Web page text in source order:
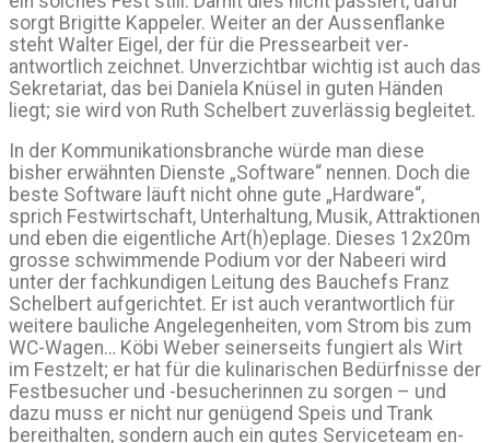
sorgt Brigitte Kappeler. Weiter an der Aussenflanke
steht Walter Eigel, der für die Pressearbeit ver­
antwortlich zeich­net. Unverzichtbar wichtig ist auch das
Sekreta­riat, das bei Daniela Knüsel in guten Händen
liegt; sie wird von Ruth Schel­bert zuverlässig begleitet.
In der Kommunikationsbranche würde man diese
bisher erwähnten Dienste „Soft­ware“ nen­nen. Doch die
beste Software läuft nicht ohne gute „Hardware“,
sprich Festwirtschaft, Unter­haltung, Musik, Attraktionen
und eben die eigent­liche Art(h)eplage. Dieses 12x20m
grosse schwim­mende Podium vor der Nabeeri wird
unter der fachkundigen Leitung des Bauchefs Franz
Schelbert aufgerichtet. Er ist auch verantwortlich für
weitere bauliche Angelegenheiten, vom Strom bis zum
WC-Wagen… Köbi Weber seinerseits fungiert als Wirt
im Festzelt; er hat für die kulinarischen Bedürfnisse der
Festbesucher und -besu­cherinnen zu sorgen – und
dazu muss er nicht nur genügend Speis und Trank
bereithalten, sondern auch ein gutes Serviceteam en­